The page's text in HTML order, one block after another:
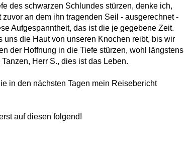
des schwarzen Schlundes stürzen, denke ich,
an dem ihn tragenden Seil - ausgerechnet -
Aufgespanntheit, das ist die je gegebene Zeit.
uns die Haut von unseren Knochen reibt, bis wir
der Hoffnung in die Tiefe stürzen, wohl längstens
Herr S., dies ist das Leben.
in den nächsten Tagen mein Reisebericht
auf diesen folgend!